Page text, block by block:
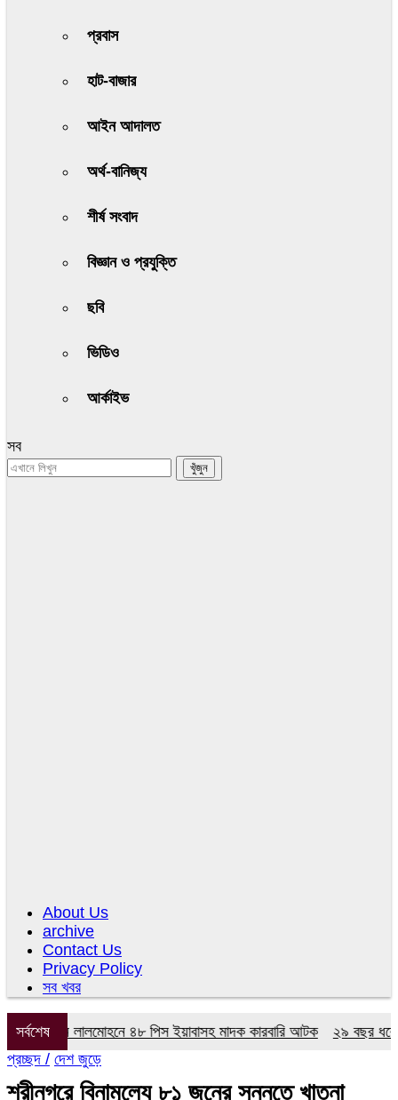
প্রবাস
হাট-বাজার
আইন আদালত
অর্থ-বানিজ্য
শীর্ষ সংবাদ
বিজ্ঞান ও প্রযুক্তি
ছবি
ভিডিও
আর্কাইভ
সব
About Us
archive
Contact Us
Privacy Policy
সব খবর
সর্বশেষলালমোহনে ৪৮ পিস ইয়াবাসহ মাদক কারবারি আটক
২৯ বছর ধরে নেই
প্রচ্ছদ / দেশ জুড়ে
শ্রীনগরে বিনামূল্যে ৮১ জনের সুন্নতে খাতনা